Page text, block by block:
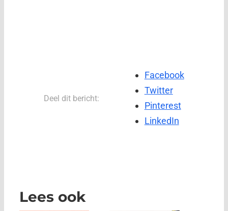
Deel dit bericht:
Facebook
Twitter
Pinterest
LinkedIn
Lees ook